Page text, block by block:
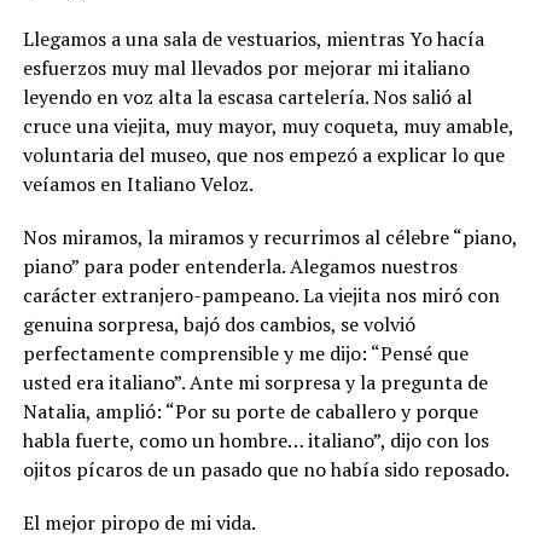
Llegamos a una sala de vestuarios, mientras Yo hacía
esfuerzos muy mal llevados por mejorar mi italiano
leyendo en voz alta la escasa cartelería. Nos salió al
cruce una viejita, muy mayor, muy coqueta, muy amable,
voluntaria del museo, que nos empezó a explicar lo que
veíamos en Italiano Veloz.
Nos miramos, la miramos y recurrimos al célebre “piano,
piano” para poder entenderla. Alegamos nuestros
carácter extranjero-pampeano. La viejita nos miró con
genuina sorpresa, bajó dos cambios, se volvió
perfectamente comprensible y me dijo: “Pensé que
usted era italiano”. Ante mi sorpresa y la pregunta de
Natalia, amplió: “Por su porte de caballero y porque
habla fuerte, como un hombre… italiano”, dijo con los
ojitos pícaros de un pasado que no había sido reposado.
El mejor piropo de mi vida.